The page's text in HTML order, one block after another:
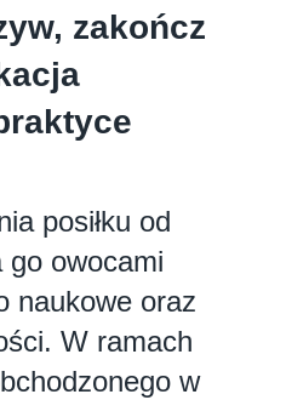
zakończ
posiłku od
go owocami
naukowe oraz
W ramach
w